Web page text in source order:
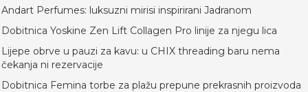
Andart Perfumes: luksuzni mirisi inspirirani Jadranom
Dobitnica Yoskine Zen Lift Collagen Pro linije za njegu lica
Lijepe obrve u pauzi za kavu: u CHIX threading baru nema
čekanja ni rezervacije
Dobitnica Femina torbe za plažu prepune prekrasnih proizvoda